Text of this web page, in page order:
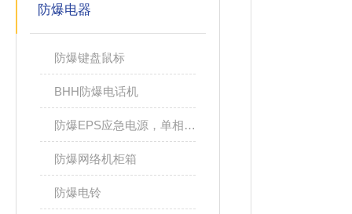
防爆电器
防爆键盘鼠标
BHH防爆电话机
防爆EPS应急电源，单相/三相电源箱
防爆网络机柜箱
防爆电铃